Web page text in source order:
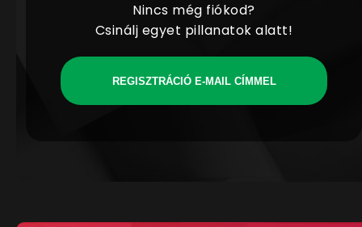
Nincs még fiókod?
Csinálj egyet pillanatok alatt!
REGISZTRÁCIÓ E-MAIL CÍMMEL